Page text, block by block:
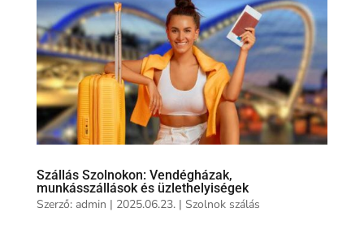
Szállás Szolnokon: Vendégházak,
munkásszállások és üzlethelyiségek
Szerző: admin | 2025.06.23.| Szolnok szálás